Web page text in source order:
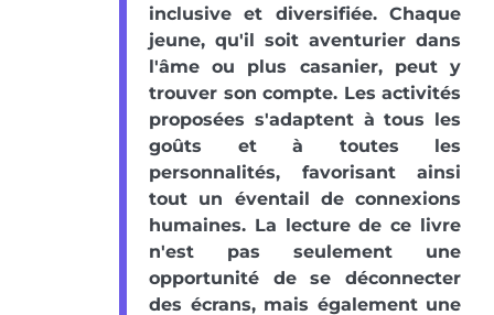
inclusive et diversifiée. Chaque
jeune, qu'il soit aventurier dans
l'âme ou plus casanier, peut y
trouver son compte. Les activités
proposées s'adaptent à tous les
goûts et à toutes les
personnalités, favorisant ainsi
tout un éventail de connexions
humaines. La lecture de ce livre
n'est pas seulement une
opportunité de se déconnecter
des écrans, mais également une